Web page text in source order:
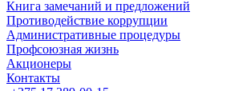
Книга замечаний и предложений
Противодействие коррупции
Административные процедуры
Профсоюзная жизнь
Акционеры
Контакты